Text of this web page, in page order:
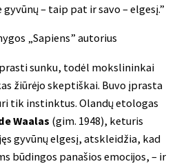
– taip pat ir savo – elgesį.”
„Sapiens” autorius
sunku, todėl mokslininkai
žiūrėjo skeptiškai. Buvo įprasta
tik instinktus. Olandų etologas
Waalas (gim. 1948), keturis
gyvūnų elgesį, atskleidžia, kad
būdingos panašios emocijos, – ir